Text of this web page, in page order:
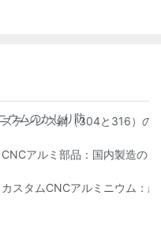
ウムのかじり防止：設計、工
ステンレス鋼（304と316）の
市場向けのカスタマイズ
CNCアルミ部品：国内製造の
ノベーションを探る
カスタムCNCアルミニウム：